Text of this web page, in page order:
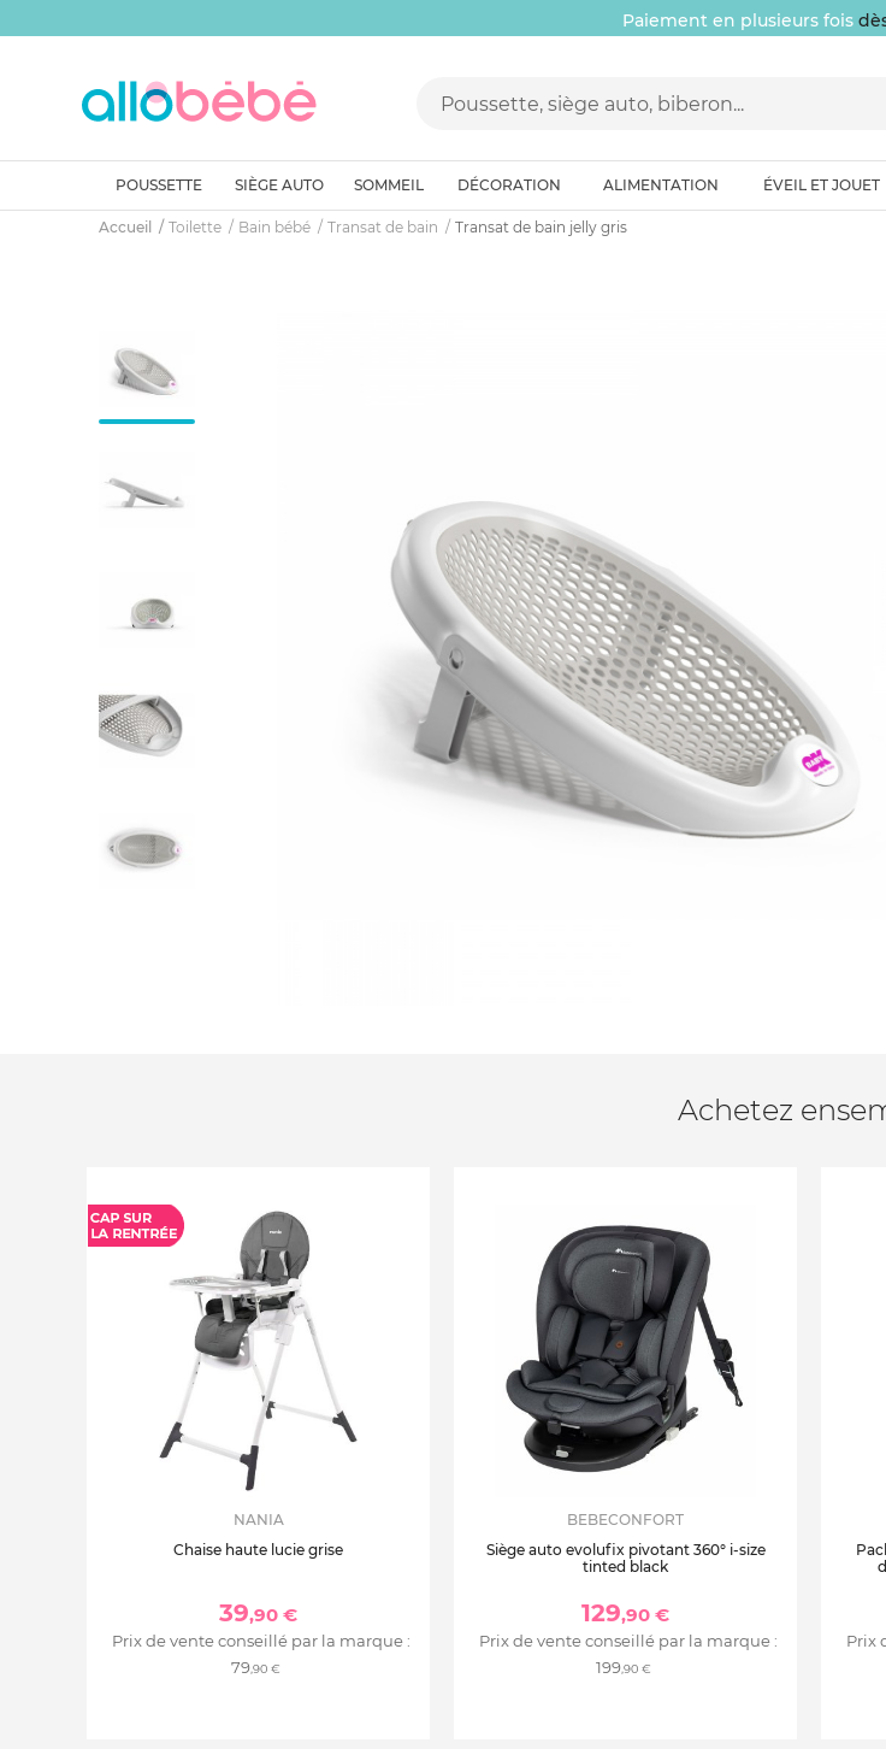
Paiement en plusieurs fois
POUSSETTE SIÈGE AUTO SOMMEIL DÉCORATION ALIMENTATION ÉVEIL ET JOUET
Accueil Toilette Bain bébé Transat de bain Transat de bain jelly gris
Achetez
NANIA
Chaise haute lucie grise
39,90 €
Prix de vente conseillé par la marque :
79,90 €
BEBECONFORT
Siège auto evolufix pivotant 360° i-size
tinted black
129,90 €
Prix de vente conseillé par la marque :
199,90 €
Prix